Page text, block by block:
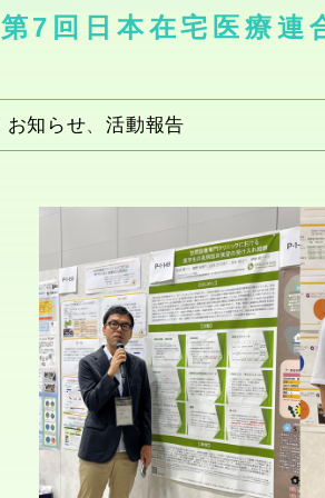
第7回日本在宅医療
お知らせ、活動報告